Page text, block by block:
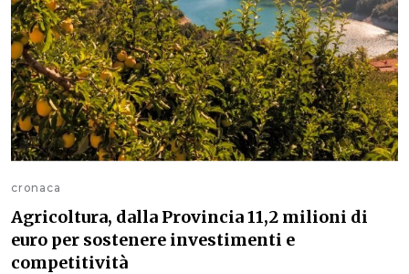
cronaca
Agricoltura, dalla Provincia 11,2 milioni di
euro per sostenere investimenti e
competitività